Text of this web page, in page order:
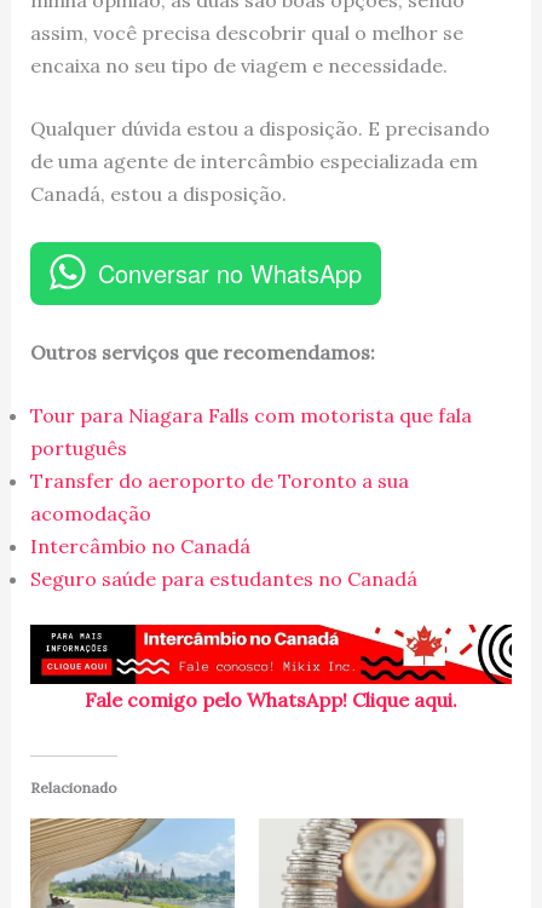
assim, você precisa descobrir qual o melhor se
encaixa no seu tipo de viagem e necessidade.
Qualquer dúvida estou a disposição. E precisando
de uma agente de intercâmbio especializada em
Canadá, estou a disposição.
Conversar no WhatsApp
Outros serviços que recomendamos:
Tour para Niagara Falls com motorista que fala
português
Transfer do aeroporto de Toronto a sua
acomodação
Intercâmbio no Canadá
Seguro saúde para estudantes no Canadá
Fale comigo pelo WhatsApp! Clique aqui.
Relacionado